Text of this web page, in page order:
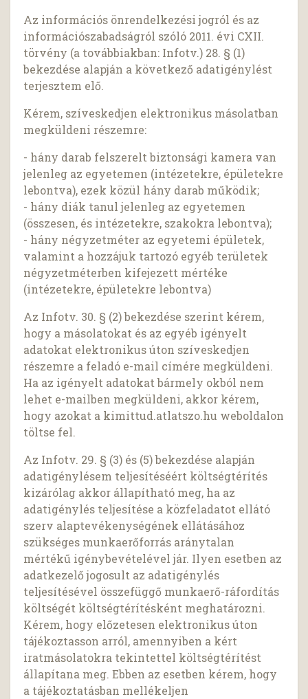
Az információs önrendelkezési jogról és az
információszabadságról szóló 2011. évi CXII.
törvény (a továbbiakban: Infotv.) 28. § (1)
bekezdése alapján a következő adatigénylést
terjesztem elő.
Kérem, szíveskedjen elektronikus másolatban
megküldeni részemre:
- hány darab felszerelt biztonsági kamera van
jelenleg az egyetemen (intézetekre, épületekre
lebontva), ezek közül hány darab működik;
- hány diák tanul jelenleg az egyetemen
(összesen, és intézetekre, szakokra lebontva);
- hány négyzetméter az egyetemi épületek,
valamint a hozzájuk tartozó egyéb területek
négyzetméterben kifejezett mértéke
(intézetekre, épületekre lebontva)
Az Infotv. 30. § (2) bekezdése szerint kérem,
hogy a másolatokat és az egyéb igényelt
adatokat elektronikus úton szíveskedjen
részemre a feladó e-mail címére megküldeni.
Ha az igényelt adatokat bármely okból nem
lehet e-mailben megküldeni, akkor kérem,
hogy azokat a kimittud.atlatszo.hu weboldalon
töltse fel.
Az Infotv. 29. § (3) és (5) bekezdése alapján
adatigénylésem teljesítéséért költségtérítés
kizárólag akkor állapítható meg, ha az
adatigénylés teljesítése a közfeladatot ellátó
szerv alaptevékenységének ellátásához
szükséges munkaerőforrás aránytalan
mértékű igénybevételével jár. Ilyen esetben az
adatkezelő jogosult az adatigénylés
teljesítésével összefüggő munkaerő-ráfordítás
költségét költségtérítésként meghatározni.
Kérem, hogy előzetesen elektronikus úton
tájékoztasson arról, amennyiben a kért
iratmásolatokra tekintettel költségtérítést
állapítana meg. Ebben az esetben kérem, hogy
a tájékoztatásban mellékeljen